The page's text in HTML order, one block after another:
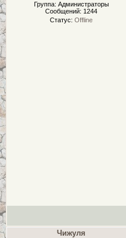
Группа: Администраторы
Сообщений: 1244
Статус: Offline
Чижуля